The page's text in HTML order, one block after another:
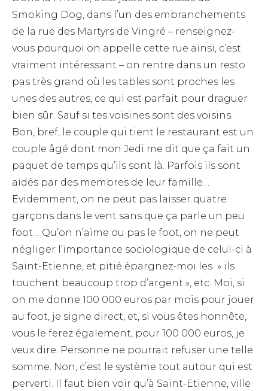
Smoking Dog, dans l’un des embranchements
de la rue des Martyrs de Vingré – renseignez-
vous pourquoi on appelle cette rue ainsi, c’est
vraiment intéressant – on rentre dans un resto
pas très grand où les tables sont proches les
unes des autres, ce qui est parfait pour draguer
bien sûr. Sauf si tes voisines sont des voisins.
Bon, bref, le couple qui tient le restaurant est un
couple âgé dont mon Jedi me dit que ça fait un
paquet de temps qu’ils sont là. Parfois ils sont
aidés par des membres de leur famille…
Evidemment, on ne peut pas laisser quatre
garçons dans le vent sans que ça parle un peu
foot… Qu’on n’aime ou pas le foot, on ne peut
négliger l’importance sociologique de celui-ci à
Saint-Etienne, et pitié épargnez-moi les » ils
touchent beaucoup trop d’argent », etc. Moi, si
on me donne 100 000 euros par mois pour jouer
au foot, je signe direct, et, si vous êtes honnête,
vous le ferez également, pour 100 000 euros, je
veux dire. Personne ne pourrait refuser une telle
somme. Non, c’est le système tout autour qui est
perverti. Il faut bien voir qu’à Saint-Etienne, ville